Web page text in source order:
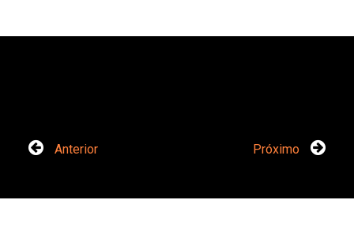
Anterior Próximo